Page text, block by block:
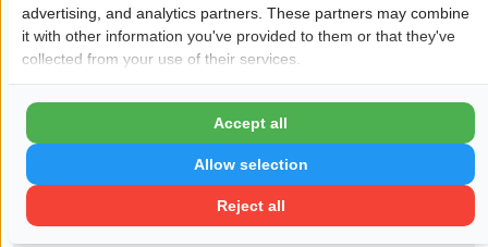
Openingstijden
Maandag:
08:00 - 17:00
Vrijdag:
08:00 - 17:00
advertising, and analytics partners. These partners may combine
it with other information you've provided to them or that they've
collected from your use of their services.
Reject all
Allow selection
Accept all